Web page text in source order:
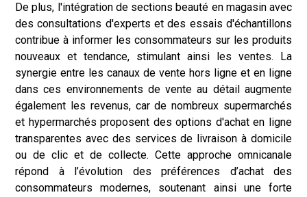
De plus, l'intégration de sections beauté en magasin avec
des consultations d'experts et des essais d'échantillons
contribue à informer les consommateurs sur les produits
nouveaux et tendance, stimulant ainsi les ventes. La
synergie entre les canaux de vente hors ligne et en ligne
dans ces environnements de vente au détail augmente
également les revenus, car de nombreux supermarchés
et hypermarchés proposent des options d'achat en ligne
transparentes avec des services de livraison à domicile
ou de clic et de collecte. Cette approche omnicanale
répond à l’évolution des préférences d’achat des
consommateurs modernes, soutenant ainsi une forte